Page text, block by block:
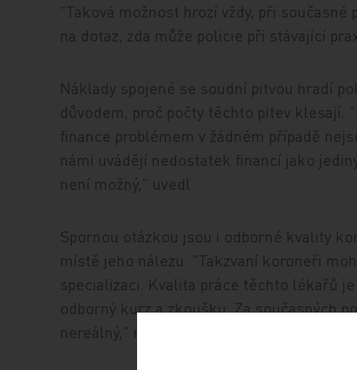
"Taková možnost hrozí vždy, při
na dotaz, zda může policie při stávající
Náklady spojené se soudní pitvou hradí
důvodem, proč počty těchto pitev klesají.
finance problémem v žádném případě
námi uvádějí nedostatek financí jako
není možný," uvedl.
Spornou otázkou jsou i odborné kvality
místě jeho nálezu. "Takzvaní koroneři
specializaci. Kvalita práce těchto lékařů
odborný kurz a zkoušku. Za současných
nereálný," míní Vorel.